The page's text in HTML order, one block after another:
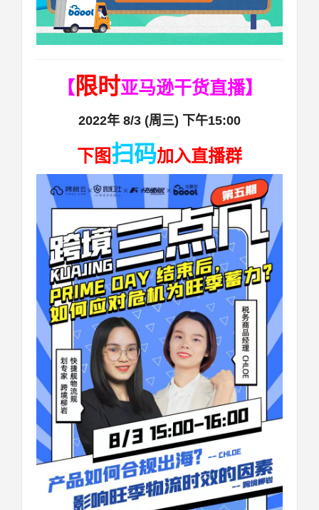
【限时亚马逊干货直播】
2022年 8/3 (周三) 下午15:00
下图扫码加入直播群